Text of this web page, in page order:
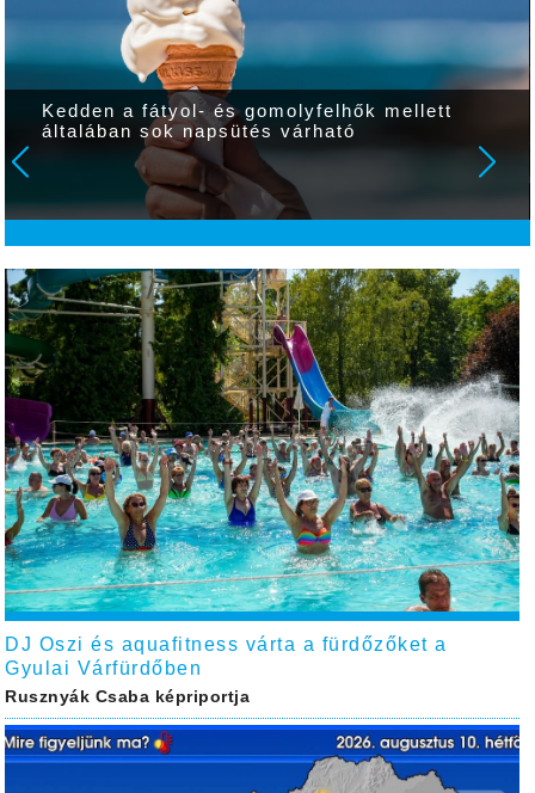
Kedden a fátyol- és gomolyfelhők mellett
általában sok napsütés várható
DJ Oszi és aquafitness várta a fürdőzőket a
Gyulai Várfürdőben
Rusznyák Csaba képriportja